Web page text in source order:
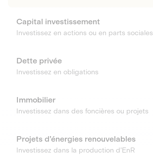
Capital investissement
Investissez en actions ou en parts sociales
Dette privée
Investissez en obligations
Immobilier
Investissez dans des foncières ou projets
Projets d’énergies renouvelables
Investissez dans la production d’EnR